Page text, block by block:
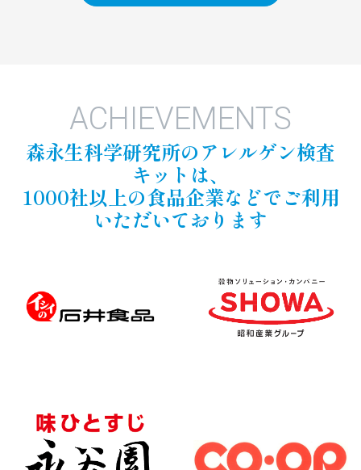
ACHIEVEMENTS
森永生科学研究所のアレルゲン検査
キットは、
1000社以上の食品企業などでご利用
いただいております